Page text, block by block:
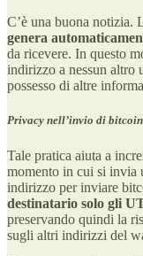
C’è una buona notizia.
genera
da ricevere. In questo
indirizzo a nessun altro
possesso di altre
Privacy nell’invio di bitcoin
Tale pratica aiuta a
momento in cui si invia
indirizzo per inviare
destinatario solo gli
preservando quindi la
sugli altri indirizzi del